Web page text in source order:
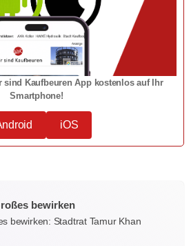
sind Kaufbeuren App kostenlos auf Ihr
Smartphone!
iOS
bewirken
bewirken: Stadtrat Tamur Khan